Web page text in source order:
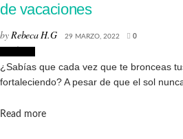
de vacaciones
byRebeca H.G 29 MARZO, 2022 0
¿Sabías que cada vez que te bronceas
fortaleciendo? A pesar de que el sol
Read moreDetails